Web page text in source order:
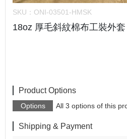
SKU： ONI-03501-HMSK
18oz 厚毛斜紋棉布工裝外套
Product Options
Options All 3 options of this
Shipping & Payment